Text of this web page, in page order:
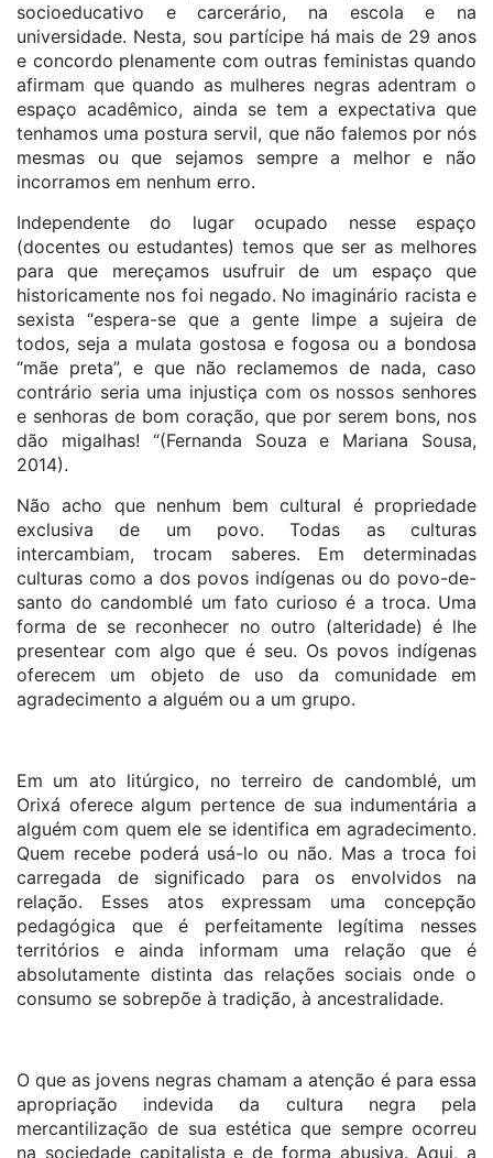
socioeducativo e carcerário, na escola e na
universidade. Nesta, sou partícipe há mais de 29 anos
e concordo plenamente com outras feministas quando
afirmam que quando as mulheres negras adentram o
espaço acadêmico, ainda se tem a expectativa que
tenhamos uma postura servil, que não falemos por nós
mesmas ou que sejamos sempre a melhor e não
incorramos em nenhum erro.
Independente do lugar ocupado nesse espaço
(docentes ou estudantes) temos que ser as melhores
para que mereçamos usufruir de um espaço que
historicamente nos foi negado. No imaginário racista e
sexista “espera-se que a gente limpe a sujeira de
todos, seja a mulata gostosa e fogosa ou a bondosa
“mãe preta”, e que não reclamemos de nada, caso
contrário seria uma injustiça com os nossos senhores
e senhoras de bom coração, que por serem bons, nos
dão migalhas! “(Fernanda Souza e Mariana Sousa,
2014).
Não acho que nenhum bem cultural é propriedade
exclusiva de um povo. Todas as culturas
intercambiam, trocam saberes. Em determinadas
culturas como a dos povos indígenas ou do povo-de-
santo do candomblé um fato curioso é a troca. Uma
forma de se reconhecer no outro (alteridade) é lhe
presentear com algo que é seu. Os povos indígenas
oferecem um objeto de uso da comunidade em
agradecimento a alguém ou a um grupo.
Em um ato litúrgico, no terreiro de candomblé, um
Orixá oferece algum pertence de sua indumentária a
alguém com quem ele se identifica em agradecimento.
Quem recebe poderá usá-lo ou não. Mas a troca foi
carregada de significado para os envolvidos na
relação. Esses atos expressam uma concepção
pedagógica que é perfeitamente legítima nesses
territórios e ainda informam uma relação que é
absolutamente distinta das relações sociais onde o
consumo se sobrepõe à tradição, à ancestralidade.
O que as jovens negras chamam a atenção é para essa
apropriação indevida da cultura negra pela
mercantilização de sua estética que sempre ocorreu
na sociedade capitalista e de forma abusiva. Aqui, a